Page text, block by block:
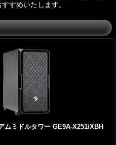
すめいたします。
ムミドルタワー GE9A-X251/XBH